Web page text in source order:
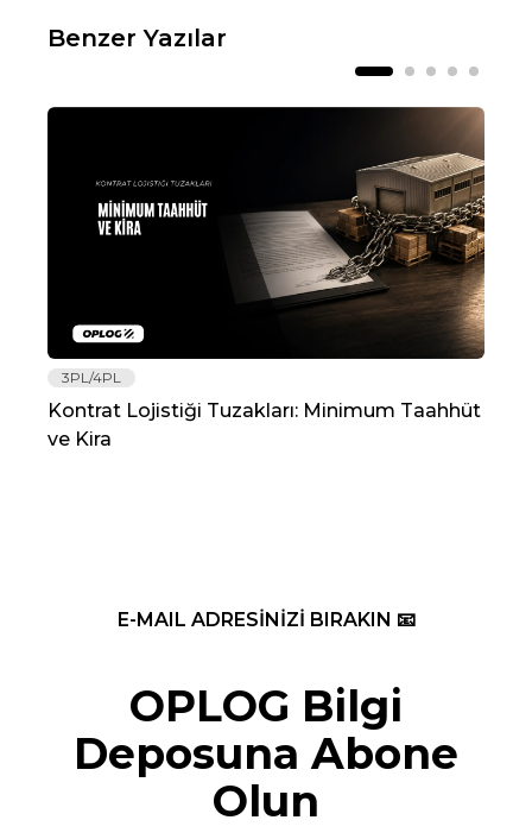
Benzer Yazılar
3PL/4PL
Kontrat Lojistiği Tuzakları: Minimum Taahhüt
ve Kira
E-MAIL ADRESİNİZİ BIRAKIN 📧
OPLOG Bilgi
Deposuna Abone
Olun